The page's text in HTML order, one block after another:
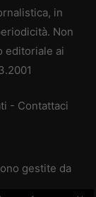
in
Non
editoriale ai
- Contattaci
gestite da